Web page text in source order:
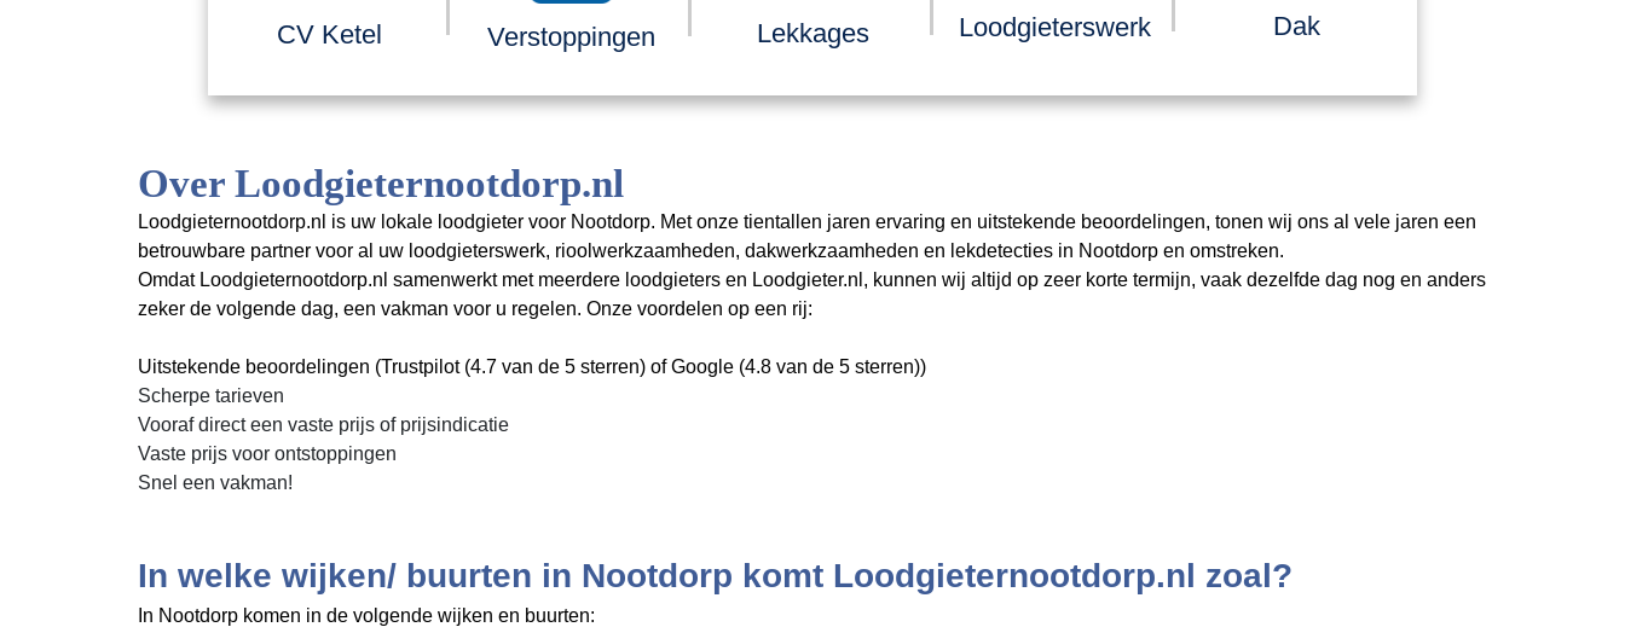
CV Ketel Verstoppingen Lekkages Loodgieterswerk Dak
Over Loodgieternootdorp.nl
Loodgieternootdorp.nl is uw lokale loodgieter voor Nootdorp. Met onze tientallen jaren ervaring en uitstekende beoordelingen, tonen wij ons al vele jaren een
betrouwbare partner voor al uw loodgieterswerk, rioolwerkzaamheden, dakwerkzaamheden en lekdetecties in Nootdorp en omstreken.
Omdat Loodgieternootdorp.nl samenwerkt met meerdere loodgieters en Loodgieter.nl, kunnen wij altijd op zeer korte termijn, vaak dezelfde dag nog en anders
zeker de volgende dag, een vakman voor u regelen. Onze voordelen op een rij:
Uitstekende beoordelingen (Trustpilot (4.7 van de 5 sterren) of Google (4.8 van de 5 sterren))
Scherpe tarieven
Vooraf direct een vaste prijs of prijsindicatie
Vaste prijs voor ontstoppingen
Snel een vakman!
In welke wijken/ buurten in Nootdorp komt Loodgieternootdorp.nl zoal?
In Nootdorp komen in de volgende wijken en buurten: